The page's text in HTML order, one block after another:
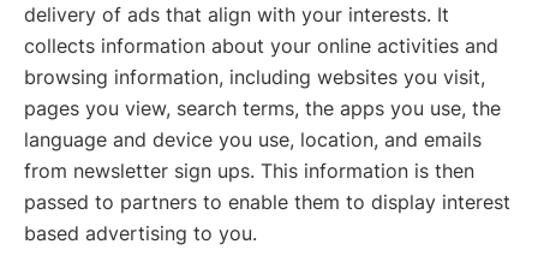
delivery of ads that align with your interests. It
collects information about your online activities and
browsing information, including websites you visit,
pages you view, search terms, the apps you use, the
language and device you use, location, and emails
from newsletter sign ups. This information is then
passed to partners to enable them to display interest
based advertising to you.